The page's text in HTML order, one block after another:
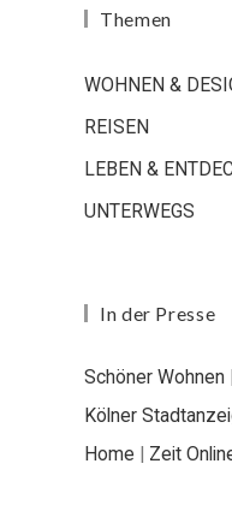
Themen
WOHNEN &
REISEN
LEBEN &
UNTERWEGS
In der Presse
Schöner Wohnen |
Kölner
Home | Zeit